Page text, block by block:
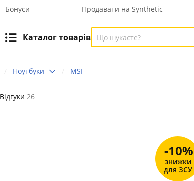
Бонуси Продавати на Synthetic
Каталог товарів
Ноутбуки MSI
Відгуки 26
-10%
знижки
для ЗСУ